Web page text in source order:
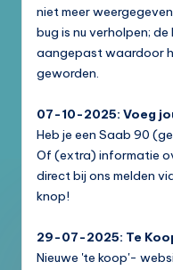
niet meer
bug is nu verholpen;
aangepast waardoor
geworden.
07-10-2025: Voeg
Heb je een Saab 90
Of (extra) informatie
direct bij ons melden
knop!
29-07-2025: Te
Nieuwe 'te koop'-